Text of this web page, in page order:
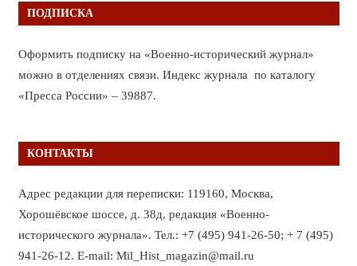
ПОДПИСКА
Оформить подписку на «Военно-исторический журнал»
можно в отделениях связи. Индекс журнала по каталогу
«Пресса России» – 39887.
КОНТАКТЫ
Адрес редакции для переписки: 119160, Москва,
Хорошёвское шоссе, д. 38д, редакция «Военно-
исторического журнала». Тел.: +7 (495) 941-26-50; + 7 (495)
941-26-12. E-mail: Mil_Hist_magazin@mail.ru